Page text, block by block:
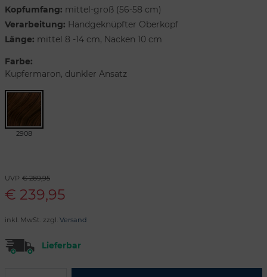
Kopfumfang: mittel-groß (56-58 cm)
Verarbeitung: Handgeknüpfter Oberkopf
Länge: mittel 8 -14 cm, Nacken 10 cm
Farbe:
Kupfermaron, dunkler Ansatz
2908
UVP € 289,95
€ 239,95
inkl. MwSt. zzgl. Versand
Lieferbar